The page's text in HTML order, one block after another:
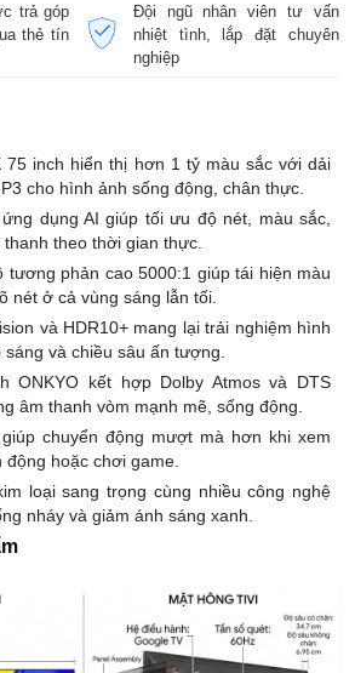
trả góp
thẻ tín
Đội ngũ nhân viên tư vấn
nhiệt tình, lắp đặt chuyên
nghiệp
75 inch hiển thị hơn 1 tỷ màu sắc với dải
cho hình ảnh sống động, chân thực.
dụng AI giúp tối ưu độ nét, màu sắc,
theo thời gian thực.
tương phản cao 5000:1 giúp tái hiện màu
nét ở cả vùng sáng lẫn tối.
và HDR10+ mang lại trải nghiệm hình
và chiều sâu ấn tượng.
ONKYO kết hợp Dolby Atmos và DTS
âm thanh vòm mạnh mẽ, sống động.
chuyển động mượt mà hơn khi xem
hoặc chơi game.
loại sang trọng cùng nhiều công nghệ
nháy và giảm ánh sáng xanh.